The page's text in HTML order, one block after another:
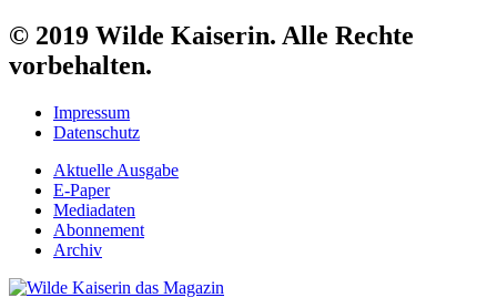
© 2019 Wilde Kaiserin. Alle Rechte
vorbehalten.
Impressum
Datenschutz
Aktuelle Ausgabe
E-Paper
Mediadaten
Abonnement
Archiv